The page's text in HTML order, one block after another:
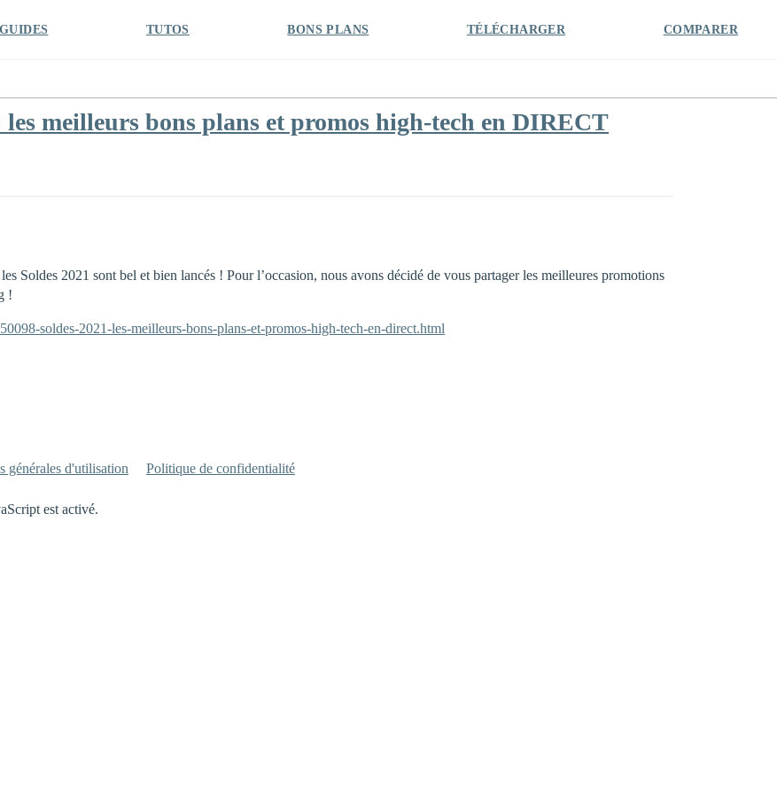
GUIDES TUTOS BONS PLANS TÉLÉCHARGER COMPARER
les meilleurs bons plans et promos high-tech en DIRECT
Soldes 2021 sont bel et bien lancés ! Pour l’occasion, nous avons décidé de vous partager les meilleures promotions
!
soldes-2021-les-meilleurs-bons-plans-et-promos-high-tech-en-direct.html
générales d'utilisation Politique de confidentialité
est activé.